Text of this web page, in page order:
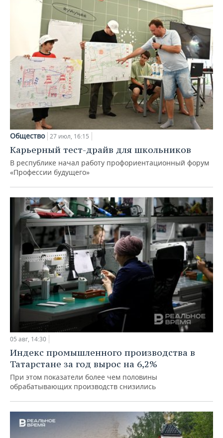
Общество 27 июл, 16:15
Карьерный тест-драйв для школьников
В республике начал работу профориентационный форум
«Профессии будущего»
05 авг, 14:30
Индекс промышленного производства в
Татарстане за год вырос на 6,2%
При этом показатели более чем половины
обрабатывающих производств снизились